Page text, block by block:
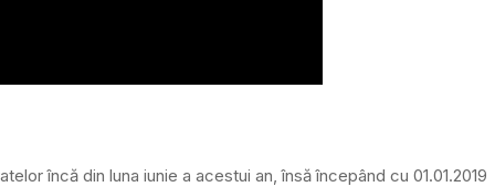
încă din luna iunie a acestui an, însă începând cu 01.01.2019